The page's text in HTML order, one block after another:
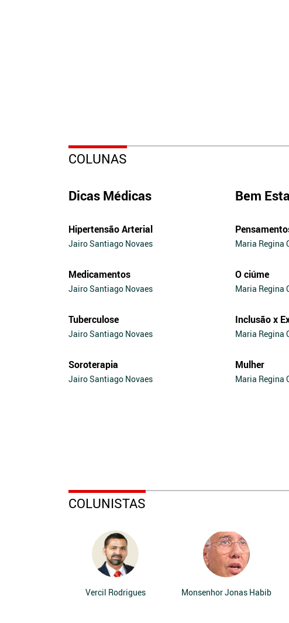
COLUNAS
Dicas Médicas
Hipertensão Arterial
Jairo Santiago Novaes
Medicamentos
Jairo Santiago Novaes
Tuberculose
Jairo Santiago Novaes
Soroterapia
Jairo Santiago Novaes
Bem
Maria Regina
O ciúme
Maria Regina
Inclusão x
Maria Regina
Mulher
Maria Regina
COLUNISTAS
Vercil Rodrigues Monsenhor Jonas Habib